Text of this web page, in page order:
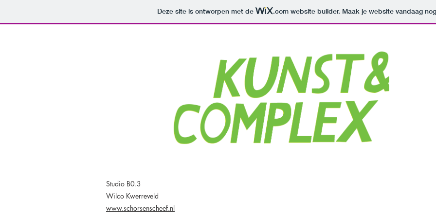
Deze site is ontworpen met de .com website builder. Maak je website vandaag
Studio B0.3
Wilco Kwerreveld
www.schorsenscheef.nl